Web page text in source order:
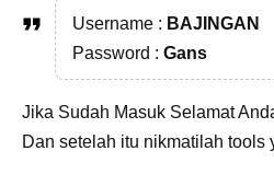
Username : BAJINGAN
Password : Gans
Jika Sudah Masuk Selamat
Dan setelah itu nikmatilah tools